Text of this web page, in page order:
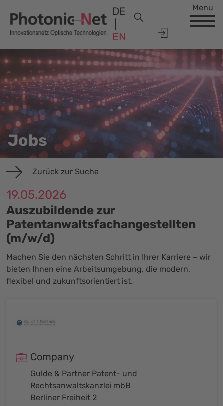
DE
EN
Menu
Jobs
Zurück zur Suche
19.05.2026
Auszubildende zur
Patentanwaltsfachangestellten
(m/w/d)
Machen Sie den nächsten Schritt in Ihrer Karriere – wir
bieten Ihnen eine Arbeitsumgebung, die modern,
flexibel und zukunftsorientiert ist.
Company
Gulde & Partner Patent- und
Rechtsanwaltskanzlei mbB
Berliner Freiheit 2